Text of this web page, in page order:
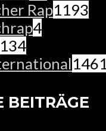
Rap1193
4
134
1461
BEITRÄGE